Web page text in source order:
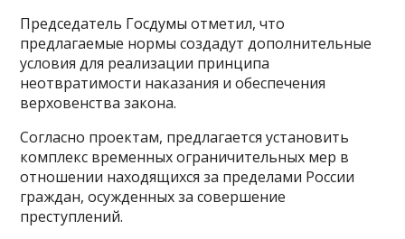
Председатель Госдумы отметил, что
предлагаемые нормы создадут дополнительные
условия для реализации принципа
неотвратимости наказания и обеспечения
верховенства закона.
Согласно проектам, предлагается установить
комплекс временных ограничительных мер в
отношении находящихся за пределами России
граждан, осужденных за совершение
преступлений.